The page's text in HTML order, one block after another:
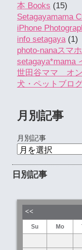
本 Books (15)
Setagayamama
iPhone
info setagaya (1)
photo-nanaスマ
setagaya*mama
世田谷ママ オ
犬・ペットブロ
月別記事
月別記事
日別記事
Su Mo